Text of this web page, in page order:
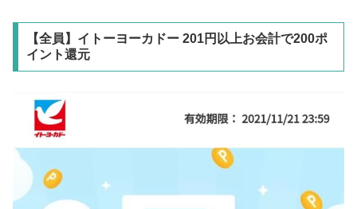
【全員】イトーヨーカドー 201円以上お会計で200ポ
イント還元